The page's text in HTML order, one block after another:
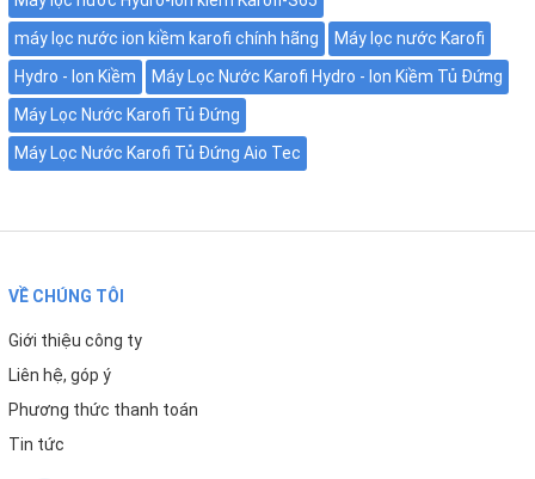
khuẩn, hiệu suất cao, tỷ lệ thu hồi nước lên đến
60%, tiết kiệm nước thải tới 71%
♦8 lõi lọc chức nănggồm: khoáng đá, T33-GAC,
hồng ngoại xa, Tourmaline, Hydrogen, Nano bạc, lõi
bạc kép, lõi nâng pH
máy lọc nước ion kiềm karofi chính hãng
Máy lọc nước Karofi
Hydro - Ion Kiềm
Máy Lọc Nước Karofi Hydro - Ion Kiềm Tủ Đứng
Máy Lọc Nước Karofi Tủ Đứng
Máy Lọc Nước Karofi Tủ Đứng Aio Tec
VỀ CHÚNG TÔI
Giới thiệu công ty
Liên hệ, góp ý
Phương thức thanh toán
Tin tức